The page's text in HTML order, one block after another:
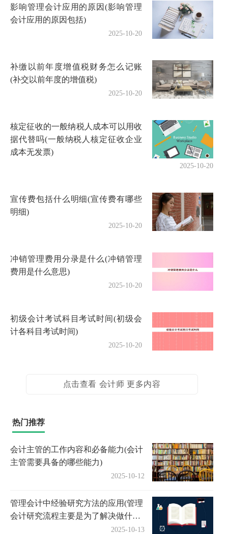
影响管理会计应用的原因(影响管理
会计应用的原因包括)
2025-10-20
补缴以前年度增值税财务怎么记账
(补交以前年度的增值税)
2025-10-20
核定征收的一般纳税人成本可以用收
据代替吗(一般纳税人核定征收企业
成本无发票)
2025-10-20
宣传费包括什么明细(宣传费有哪些
明细)
2025-10-20
冲销管理费用分录是什么(冲销管理
费用是什么意思)
2025-10-20
初级会计考试科目考试时间(初级会
计各科目考试时间)
2025-10-20
点击查看 会计师 更多内容
热门推荐
会计主管的工作内容和必备能力(会计
主管需要具备的哪些能力)
2025-10-12
管理会计中经验研究方法的应用(管理
会计研究流程主要是为了解决做什么
2025-10-13